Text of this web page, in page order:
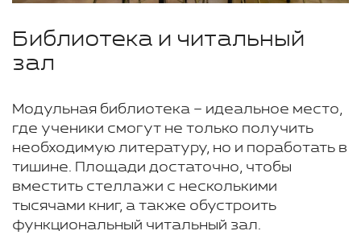
Библиотека и читальный
зал
Модульная библиотека – идеальное место,
где ученики смогут не только получить
необходимую литературу, но и поработать в
тишине. Площади достаточно, чтобы
вместить стеллажи с несколькими
тысячами книг, а также обустроить
функциональный читальный зал.